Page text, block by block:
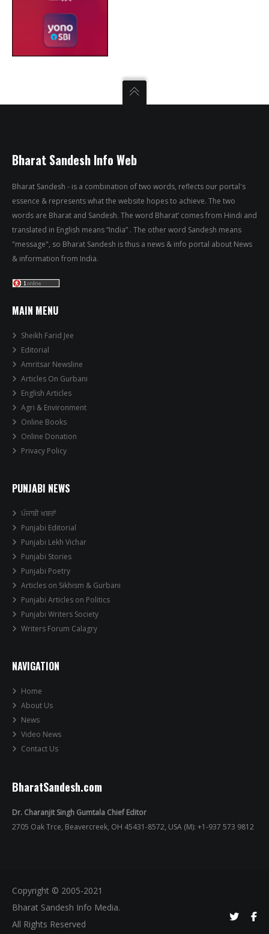
Bharat Sandesh Info Web
Bharat Sandesh - is a combination of two words, reflects our portal's
essence & represents what the website hopes to achieve. The two
words are Bharat and Sandesh. The word Bharat’ comes from Hindi and
translated in English means “India” . The other word Sandesh means
"message", so Bharat Sandesh is thus a news & info portal about News
& information from India.
MAIN MENU
Sheikh Farid Jee
Editorial
Amritsar Newsline
Articles On Gurbani
English Articles
Agri & Environment
Online Books
Online Donation
Privacy Policy
PUNJABI NEWS
ਪੰਜਾਬੀ ਖਬਰਾਂ
Punjabi Editorial
Punjabi Lekh Vichar
Punjabi Stories
Punjabi Poetry
Articles on Sikhism & Gurbani
Punjabi Articles on Politics
Punjabi Writers Society
Writers Forum Calagry
NAVIGATION
Home
About Us
News
Video News
Contact Us
BharatSandesh.com
Dr. Charanjit Singh Gumtala Chief Editor
2705 Oak Trce, Beavercreek, OH 45431-8572, USA (M): +1-937 573 9812
Copyright © 2005-2021
Bharat Sandesh Info Media.
All Rights Reserved